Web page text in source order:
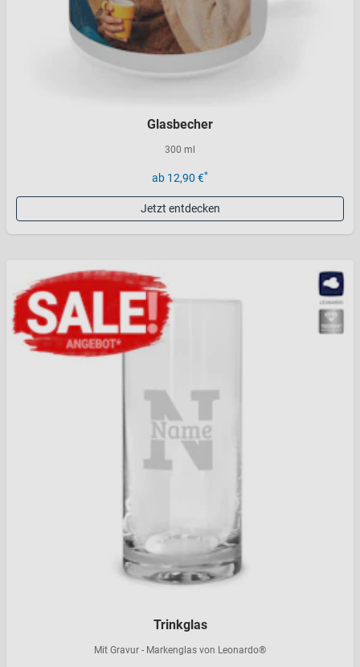
Glasbecher
300 ml
ab 12,90 €*
Jetzt entdecken
Trinkglas
Mit Gravur - Markenglas von Leonardo®